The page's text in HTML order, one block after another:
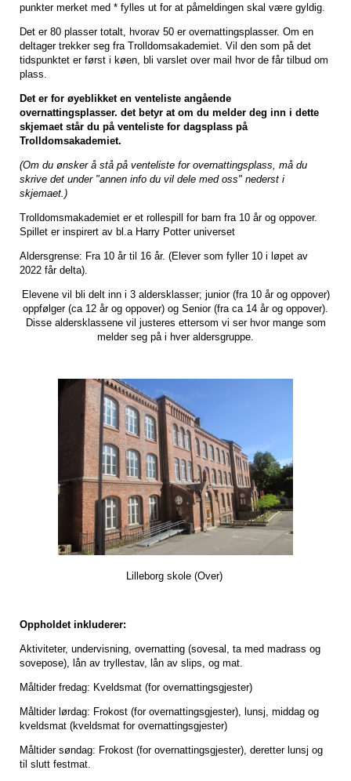
punkter merket med * fylles ut for at påmeldingen skal være gyldig.
Det er 80 plasser totalt, hvorav 50 er overnattingsplasser. Om en
deltager trekker seg fra Trolldomsakademiet. Vil den som på det
tidspunktet er først i køen, bli varslet over mail hvor de får tilbud om
plass.
Det er for øyeblikket en venteliste angående
overnattingsplasser. det betyr at om du melder deg inn i dette
skjemaet står du på venteliste for dagsplass på
Trolldomsakademiet.
(Om du ønsker å stå på venteliste for overnattingsplass, må du
skrive det under "annen info du vil dele med oss" nederst i
skjemaet.)
Trolldomsmakademiet er et rollespill for barn fra 10 år og oppover.
Spillet er inspirert av bl.a Harry Potter universet
Aldersgrense: Fra 10 år til 16 år. (Elever som fyller 10 i løpet av
2022 får delta).
Elevene vil bli delt inn i 3 aldersklasser; junior (fra 10 år og oppover)
oppfølger (ca 12 år og oppover) og Senior (fra ca 14 år og oppover).
Disse aldersklassene vil justeres ettersom vi ser hvor mange som
melder seg på i hver aldersgruppe.
Lilleborg skole (Over)
Oppholdet inkluderer:
Aktiviteter, undervisning, overnatting (sovesal, ta med madrass og
sovepose), lån av tryllestav, lån av slips, og mat.
Måltider fredag: Kveldsmat (for overnattingsgjester)
Måltider lørdag: Frokost (for overnattingsgjester), lunsj, middag og
kveldsmat (kveldsmat for overnattingsgjester)
Måltider søndag: Frokost (for overnattingsgjester), deretter lunsj og
til slutt festmat.